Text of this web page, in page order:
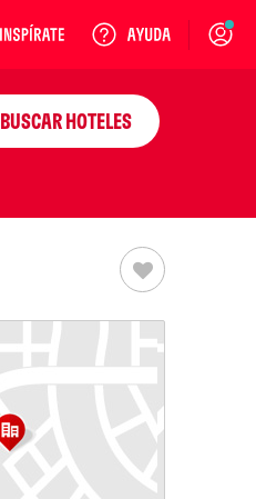
Login
BUSCAR HOTELES